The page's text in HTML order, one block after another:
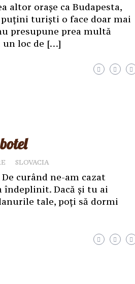
altor orașe ca Budapesta,
puțini turiști o face doar mai
presupune prea multă
un loc de […]
SLOVACIA
curând ne-am cazat
îndeplinit. Dacă și tu ai
tale, poți să dormi